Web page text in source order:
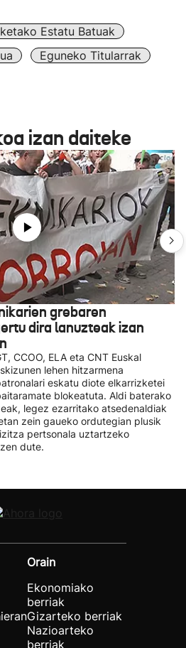
Estatu Batuak
Eguneko Titularrak
izan daiteke
grebaren
dira lanuzteak izan
CCOO, ELA eta CNT Euskal
lehen hitzarmena
eskatu diote elkarrizketei
blokeatuta. Aldi baterako
legez ezarritako atsedenaldiak
zein gaueko ordutegian plusik
pertsonala uztartzeko
dute.
Orain
Ekonomiako
berriak
Gizarteko berriak
Nazioarteko
berriak